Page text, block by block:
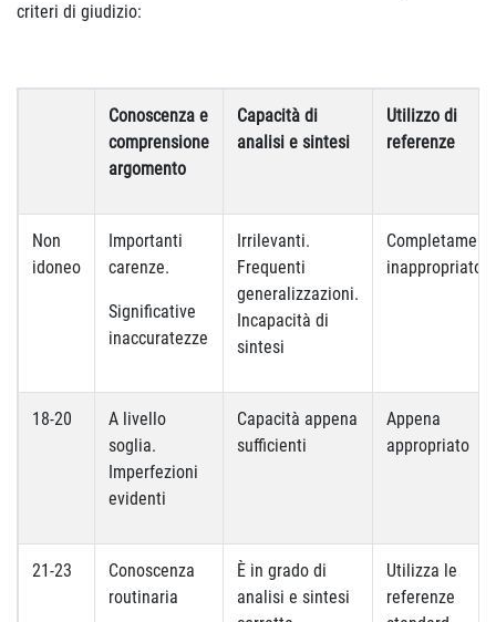
criteri di giudizio:
Conoscenza e
comprensione
argomento
Capacità di
analisi e sintesi
Utilizzo di
referenze
Non
idoneo
Importanti
carenze.
Significative
inaccuratezze
Irrilevanti.
Frequenti
generalizzazioni.
Incapacità di
sintesi
inappropriato
18-20
A livello
soglia.
Imperfezioni
evidenti
Capacità appena
sufficienti
Appena
appropriato
21-23
Conoscenza
routinaria
È in grado di
analisi e sintesi
Utilizza le
referenze